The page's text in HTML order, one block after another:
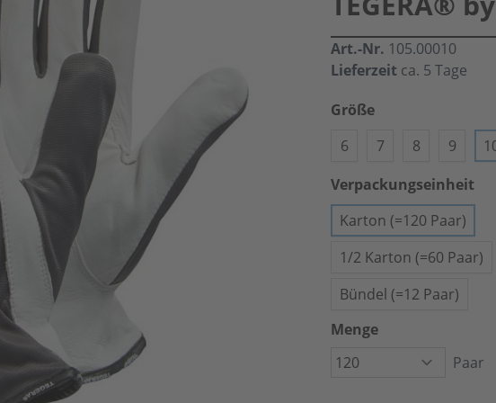
Art.-Nr. 105.00010
Lieferzeit ca. 5 Tage
Größe
6
7 8 9
Verpackungseinheit
Karton (=120 Paar)
1/2 Karton (=60 Paar)
Bündel (=12 Paar)
Menge
Paar